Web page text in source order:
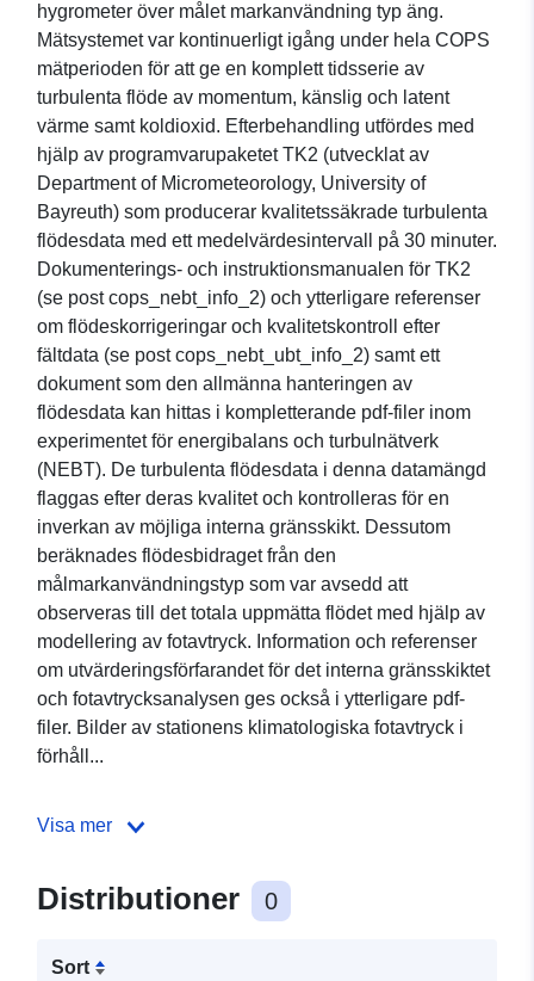
hygrometer över målet markanvändning typ äng.
Mätsystemet var kontinuerligt igång under hela COPS
mätperioden för att ge en komplett tidsserie av
turbulenta flöde av momentum, känslig och latent
värme samt koldioxid. Efterbehandling utfördes med
hjälp av programvarupaketet TK2 (utvecklat av
Department of Micrometeorology, University of
Bayreuth) som producerar kvalitetssäkrade turbulenta
flödesdata med ett medelvärdesintervall på 30 minuter.
Dokumenterings- och instruktionsmanualen för TK2
(se post cops_nebt_info_2) och ytterligare referenser
om flödeskorrigeringar och kvalitetskontroll efter
fältdata (se post cops_nebt_ubt_info_2) samt ett
dokument som den allmänna hanteringen av
flödesdata kan hittas i kompletterande pdf-filer inom
experimentet för energibalans och turbulnätverk
(NEBT). De turbulenta flödesdata i denna datamängd
flaggas efter deras kvalitet och kontrolleras för en
inverkan av möjliga interna gränsskikt. Dessutom
beräknades flödesbidraget från den
målmarkanvändningstyp som var avsedd att
observeras till det totala uppmätta flödet med hjälp av
modellering av fotavtryck. Information och referenser
om utvärderingsförfarandet för det interna gränsskiktet
och fotavtrycksanalysen ges också i ytterligare pdf-
filer. Bilder av stationens klimatologiska fotavtryck i
förhåll...
Visa mer
Distributioner 0
Sort